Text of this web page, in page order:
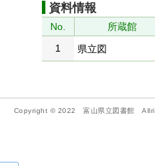
資料情報
No. 所蔵館
1
県立図
Copyright © 2022 富山県立図書館